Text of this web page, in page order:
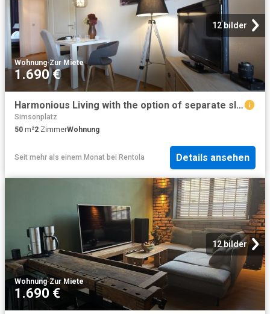
12 bilder
Wohnung·Zur Miete
1.690 €
Harmonious Living with the option of separate sleeping & 100 MBit W LAN
Simsonplatz
50 m²2 ZimmerWohnung
Seit mehr als einem Monat bei Rentola Details ansehen
12 bilder
Wohnung·Zur Miete
1.690 €